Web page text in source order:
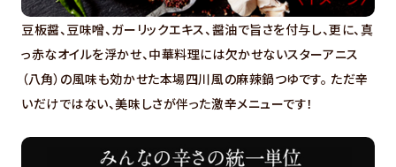
豆板醤、豆味噌、ガーリックエキス、醤油で旨さを付与し、更に、真
っ赤なオイルを浮かせ、中華料理には欠かせないスターアニス
（八角）の風味も効かせた本場四川風の麻辣鍋つゆです。 ただ辛
いだけではない、美味しさが伴った激辛メニューです！